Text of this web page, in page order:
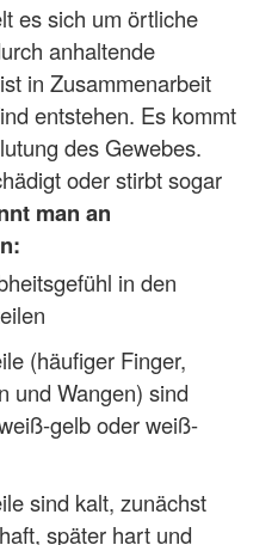
es sich um örtliche
anhaltende
in Zusammenarbeit
entstehen. Es kommt
des Gewebes.
oder stirbt sogar
man an
in den
(häufiger Finger,
und Wangen) sind
gelb oder weiß-
sind kalt, zunächst
später hart und